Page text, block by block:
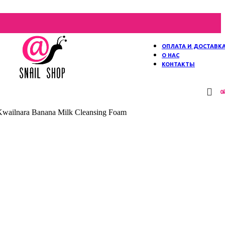
ОПЛАТА И
О НАС
КОНТАКТЫ
0
Banana Milk Cleansing Foam